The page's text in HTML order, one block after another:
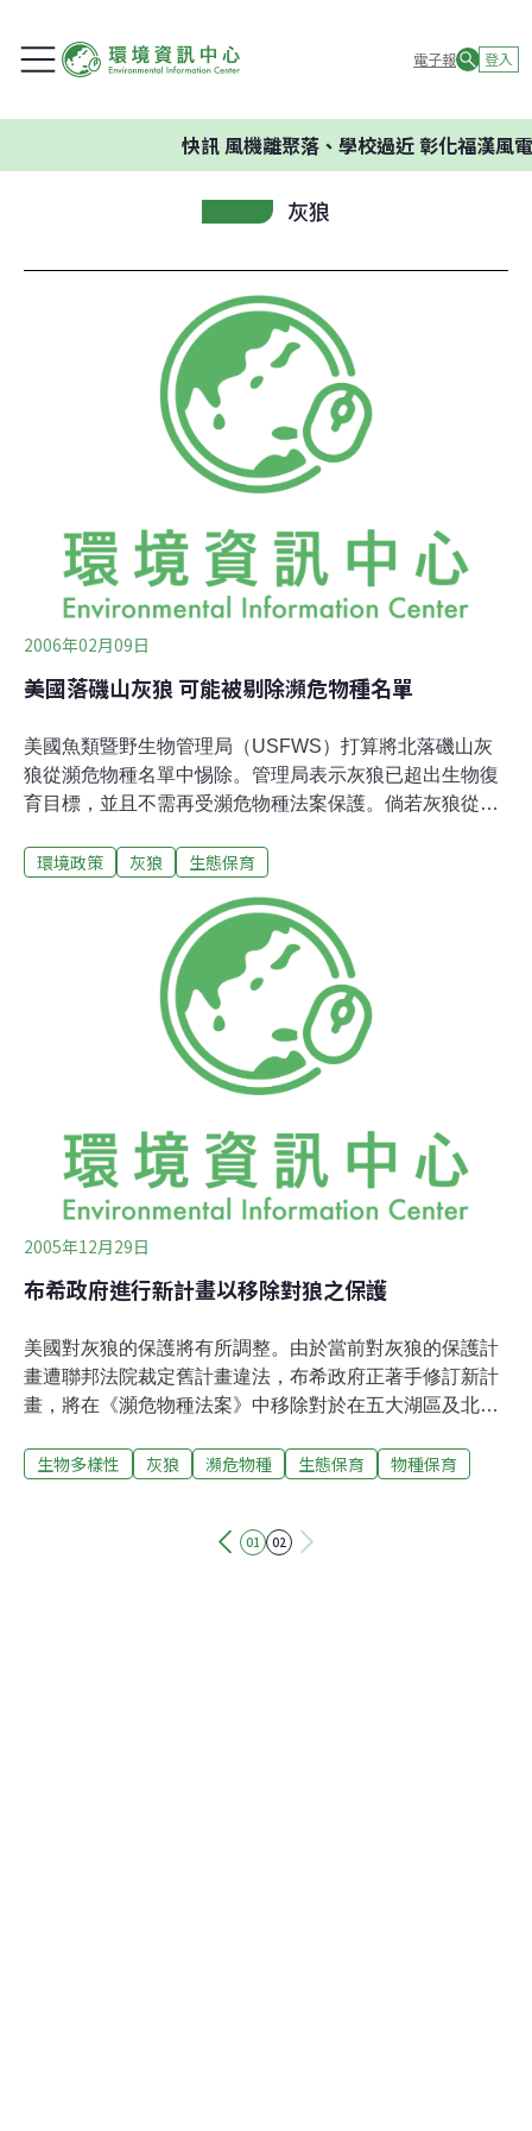
電子報 登入
快訊風機離聚落、學校過近 彰化福漢風電
灰狼
2006年02月09日
美國落磯山灰狼 可能被剔除瀕危物種名單
美國魚類暨野生物管理局（USFWS）打算將北落磯山灰
狼從瀕危物種名單中惕除。管理局表示灰狼已超出生物復
育目標，並且不需再受瀕危物種法案保護。倘若灰狼從名
或部落自行管理。
環境政策 灰狼 生態保育
2005年12月29日
布希政府進行新計畫以移除對狼之保護
美國對灰狼的保護將有所調整。由於當前對灰狼的保護計
畫遭聯邦法院裁定舊計畫違法，布希政府正著手修訂新計
畫，將在《瀕危物種法案》中移除對於在五大湖區及北落
邦內政部「漁業暨野生物管理局」(USFWS)評估灰狼現況
休閒、科學或教育目的等等。由於灰狼在不同區域的數量
生物多樣性 灰狼 瀕危物種 生態保育 物種保育
01 02